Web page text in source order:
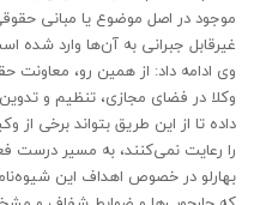
موجود در اصل موضوع یا مبانی
غیرقابل جبرانی به آن‌ها وارد شده
وی ادامه داد: از همین رو، معاونت
وکلا در فضای مجازی، تنظیم و
داده تا از این طریق بتواند برخی از
را رعایت نمی‌کنند، به مسیر درست
بهارلو در خصوص اهداف این